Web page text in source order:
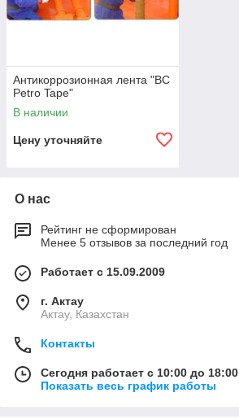
Антикоррозионная лента "BC
Petro Tape"
В наличии
Цену уточняйте
О нас
Рейтинг не сформирован
Менее 5 отзывов за последний год
Работает с 15.09.2009
г. Актау
Актау, Казахстан
Контакты
Сегодня работает с 10:00 до 18:00
Показать весь график работы